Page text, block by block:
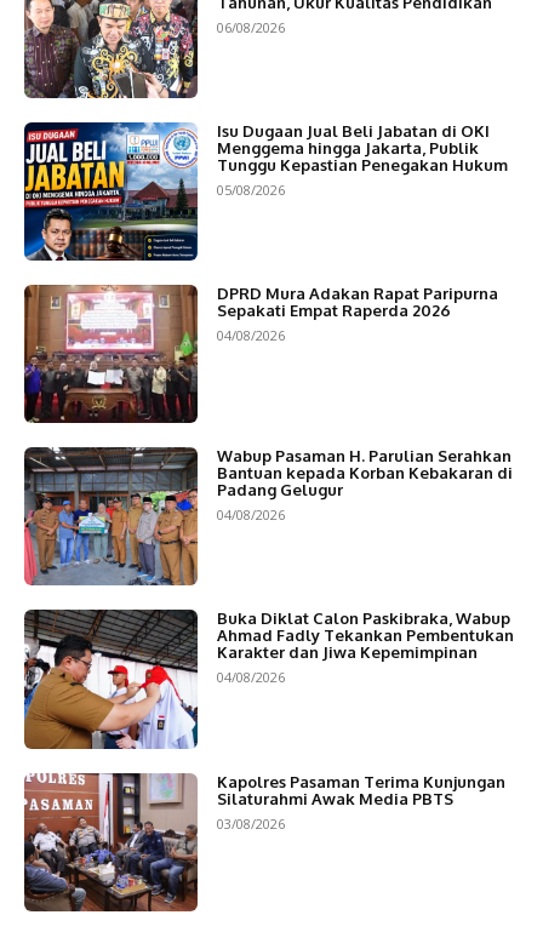
06/08/2026
Isu Dugaan Jual Beli Jabatan di OKI
Menggema hingga Jakarta, Publik
Tunggu Kepastian Penegakan Hukum
05/08/2026
DPRD Mura Adakan Rapat Paripurna
Sepakati Empat Raperda 2026
04/08/2026
Wabup Pasaman H. Parulian Serahkan
Bantuan kepada Korban Kebakaran di
Padang Gelugur
04/08/2026
Buka Diklat Calon Paskibraka, Wabup
Ahmad Fadly Tekankan Pembentukan
Karakter dan Jiwa Kepemimpinan
04/08/2026
Kapolres Pasaman Terima Kunjungan
Silaturahmi Awak Media PBTS
03/08/2026